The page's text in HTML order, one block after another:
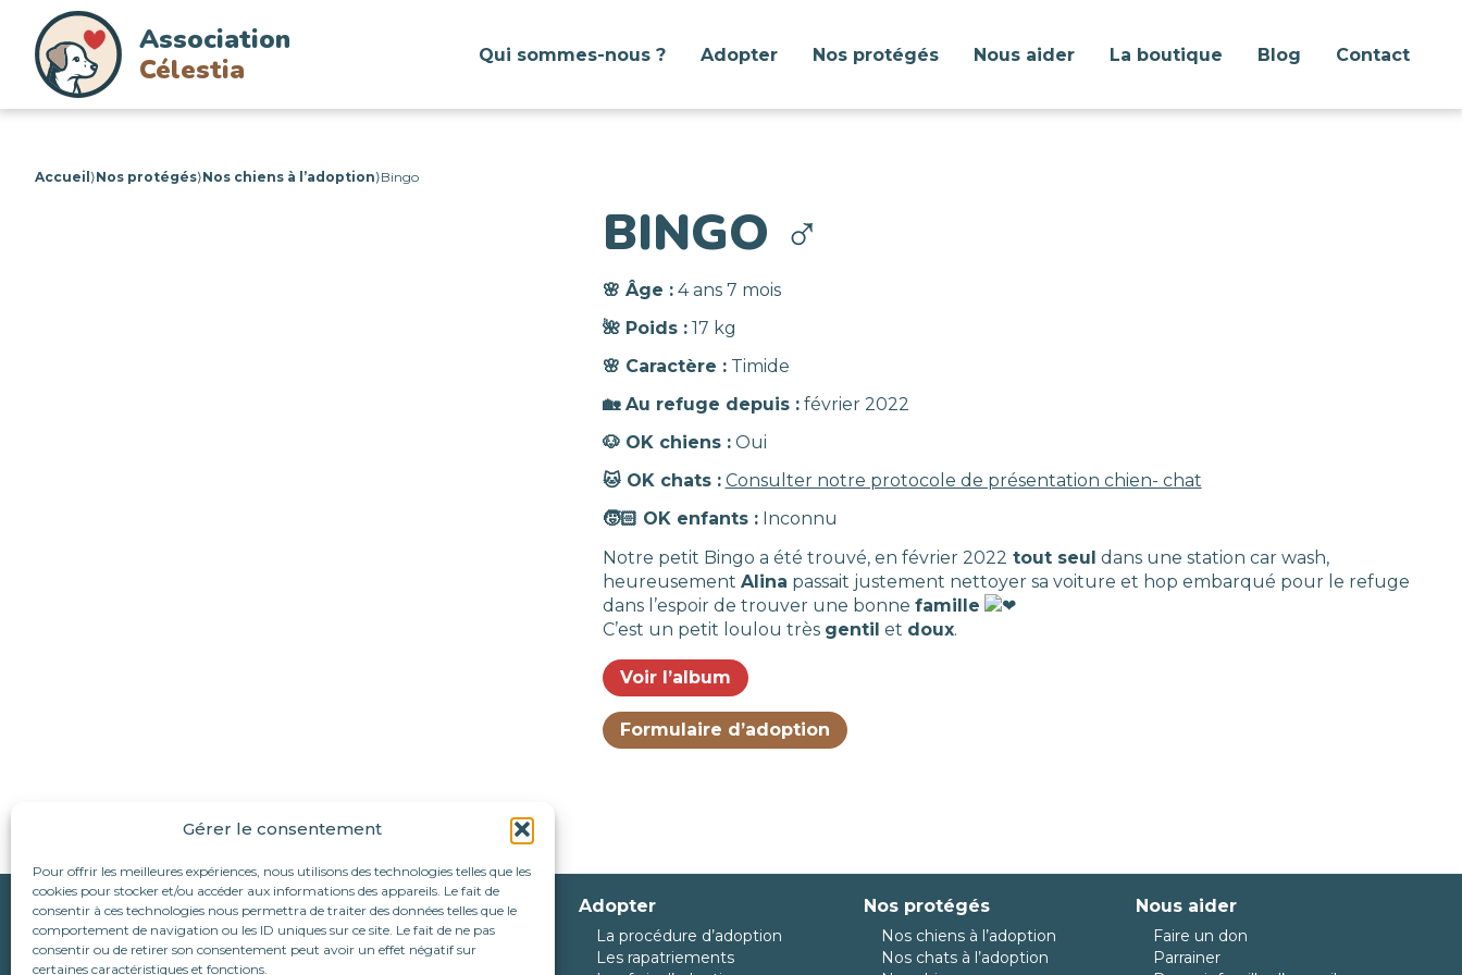
Gérer le consentement
Pour offrir les meilleures expériences, nous utilisons des technologies telles que les
cookies pour stocker et/ou accéder aux informations des appareils. Le fait de
consentir à ces technologies nous permettra de traiter des données telles que le
comportement de navigation ou les ID uniques sur ce site. Le fait de ne pas
consentir ou de retirer son consentement peut avoir un effet négatif sur
certaines caractéristiques et fonctions.
Association
Célestia
Qui sommes-nous ? Adopter Nos protégés Nous aider La boutique Blog Contact
Accueil ⟩Nos protégés⟩Nos chiens à l’adoption⟩Bingo
BINGO ♂️
🌸 Âge :4 ans 7 mois
🌺 Poids :17 kg
🌸 Caractère :Timide
🏡 Au refuge depuis :février 2022
🐶 OK chiens :Oui
🐱 OK chats : Consulter notre protocole de présentation chien- chat
🧒🏻 OK enfants :Inconnu
Notre petit Bingo a été trouvé, en février 2022 tout seul dans une station car wash,
heureusement Alina passait justement nettoyer sa voiture et hop embarqué pour le refuge
dans l’espoir de trouver une bonne famille
C’est un petit loulou très gentil et doux.
Voir l’album
Formulaire d’adoption
Suivez-nous :
Nous écrire
Qui sommes-nous ?
L’association
Le refuge d’Alina & Anda
Adopter
La procédure d’adoption
Les rapatriements
Nos protégés
Nos chiens à l’adoption
Nos chats à l’adoption
Nous aider
Faire un don
Parrainer